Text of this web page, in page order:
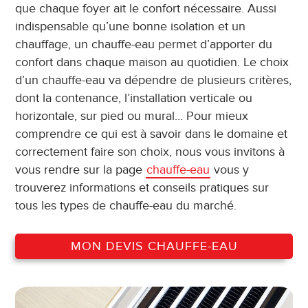
que chaque foyer ait le confort nécessaire. Aussi
indispensable qu’une bonne isolation et un
chauffage, un chauffe-eau permet d’apporter du
confort dans chaque maison au quotidien. Le choix
d’un chauffe-eau va dépendre de plusieurs critères,
dont la contenance, l’installation verticale ou
horizontale, sur pied ou mural… Pour mieux
comprendre ce qui est à savoir dans le domaine et
correctement faire son choix, nous vous invitons à
vous rendre sur la page chauffe-eau vous y
trouverez informations et conseils pratiques sur
tous les types de chauffe-eau du marché.
MON DEVIS CHAUFFE-EAU